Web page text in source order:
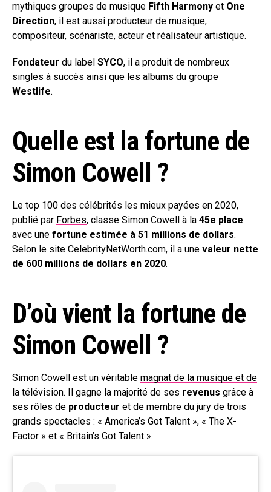
mythiques groupes de musique Fifth Harmony et One
Direction, il est aussi producteur de musique,
compositeur, scénariste, acteur et réalisateur artistique.
Fondateur du label SYCO, il a produit de nombreux
singles à succès ainsi que les albums du groupe
Westlife.
Quelle est la fortune de
Simon Cowell ?
Le top 100 des célébrités les mieux payées en 2020,
publié par Forbes, classe Simon Cowell à la 45e place
avec une fortune estimée à 51 millions de dollars.
Selon le site CelebrityNetWorth.com, il a une valeur nette
de 600 millions de dollars en 2020.
D’où vient la fortune de
Simon Cowell ?
Simon Cowell est un véritable magnat de la musique et de
la télévision. Il gagne la majorité de ses revenus grâce à
ses rôles de producteur et de membre du jury de trois
grands spectacles : « America’s Got Talent », « The X-
Factor » et « Britain’s Got Talent ».